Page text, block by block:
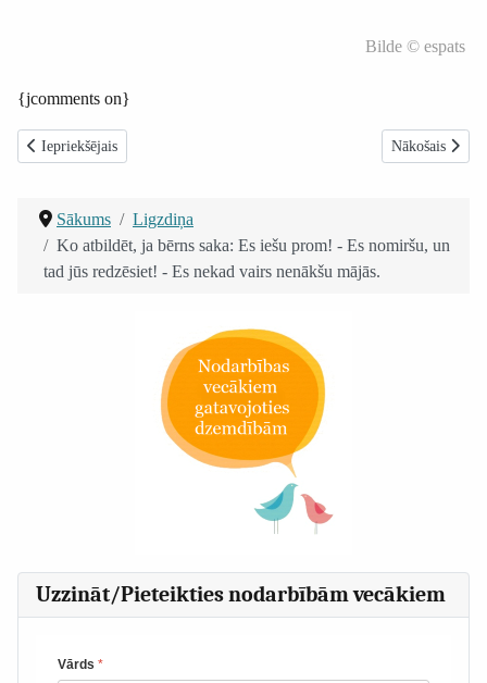
Bilde © espats
{jcomments on}
Iepriekšējais raksts: Kā audzināt bērnu līdzsvaroti: lutinošs vecāks un
Iepriekšējais Nākamais
Nākošais
Sākums
Ligzdiņa
Ko atbildēt, ja bērns saka: Es iešu prom! - Es nomiršu, un
tad jūs redzēsiet! - Es nekad vairs nenākšu mājās.
Uzzināt/Pieteikties nodarbībām vecākiem
Vārds *